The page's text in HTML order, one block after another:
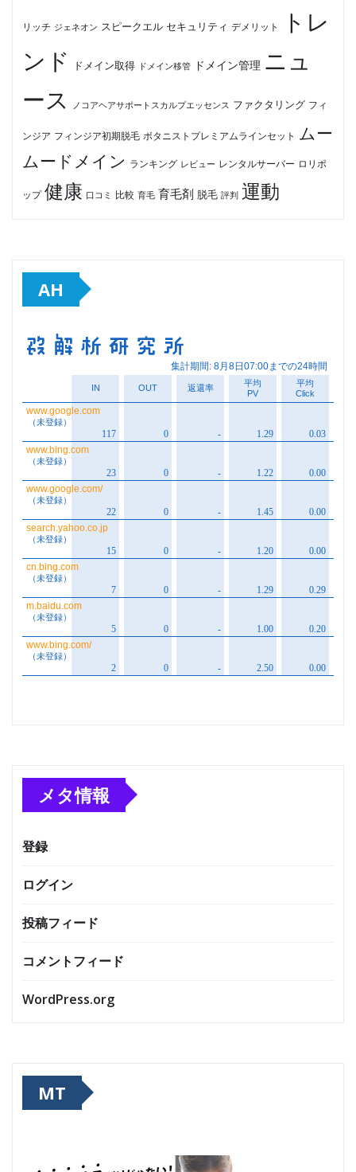
リッチ ジェネオン スピークエル セキュリティ デメリット
トレ
ンド
ドメイン取得 ドメイン移管 ドメイン管理 ニュ
ース
ノコアヘアサポートスカルプエッセンス ファクタリング フィ
ンジア フィンジア初期脱毛 ボタニストプレミアムラインセット
ムー
ムードメイン ランキング レビュー レンタルサーバー ロリポ
ップ 健康 口コミ 比較 育毛 育毛剤 脱毛 評判 運動
AH
メタ情報
登録
ログイン
投稿フィード
コメントフィード
WordPress.org
MT